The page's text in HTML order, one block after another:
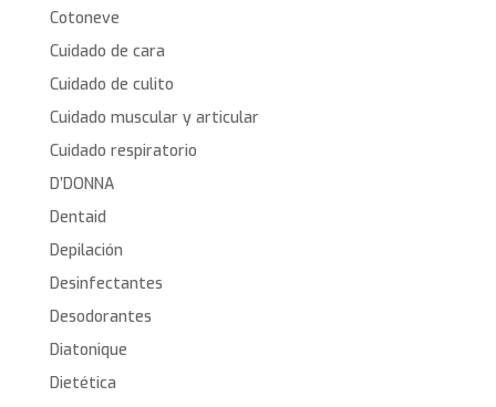
Cotoneve
Cuidado de cara
Cuidado de culito
Cuidado muscular y articular
Cuidado respiratorio
D’DONNA
Dentaid
Depilación
Desinfectantes
Desodorantes
Diatonique
Dietética